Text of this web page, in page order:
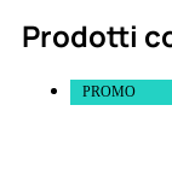
Prodotti
PROMO